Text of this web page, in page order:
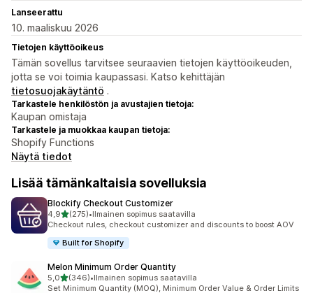
Lanseerattu
10. maaliskuu 2026
Tietojen käyttöoikeus
Tämän sovellus tarvitsee seuraavien tietojen käyttöoikeuden,
jotta se voi toimia kaupassasi. Katso kehittäjän
tietosuojakäytäntö .
Tarkastele henkilöstön ja avustajien tietoja:
Kaupan omistaja
Tarkastele ja muokkaa kaupan tietoja:
Shopify Functions
Näytä tiedot
Lisää tämänkaltaisia sovelluksia
Blockify Checkout Customizer
4,9/ 5 tähteä
(275)
275 arvostelua yhteensä
•Ilmainen sopimus saatavilla
Checkout rules, checkout customizer and discounts to boost AOV
Built for Shopify
Melon Minimum Order Quantity
5,0/ 5 tähteä
(346)
346 arvostelua yhteensä
•Ilmainen sopimus saatavilla
Set Minimum Quantity (MOQ), Minimum Order Value & Order Limits